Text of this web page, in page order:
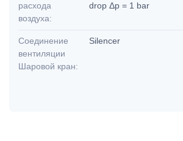
расхода
воздуха:
drop Δp = 1 bar
Соединение
вентиляции
Шаровой кран:
Silencer